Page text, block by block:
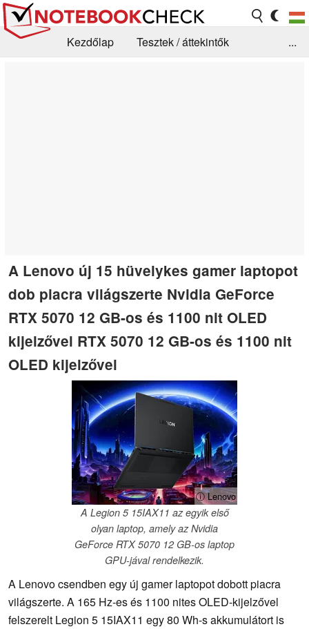
Kezdőlap
Tesztek / áttekintők
...
A Lenovo új 15 hüvelykes gamer laptopot
dob piacra világszerte Nvidia GeForce
RTX 5070 12 GB-os és 1100 nit OLED
kijelzővel RTX 5070 12 GB-os és 1100 nit
OLED kijelzővel
ⓘ Lenovo
A Legion 5 15IAX11 az egyik első
olyan laptop, amely az Nvidia
GeForce RTX 5070 12 GB-os laptop
GPU-jával rendelkezik.
A Lenovo csendben egy új gamer laptopot dobott piacra
világszerte. A 165 Hz-es és 1100 nites OLED-kijelzővel
felszerelt Legion 5 15IAX11 egy 80 Wh-s akkumulátort is